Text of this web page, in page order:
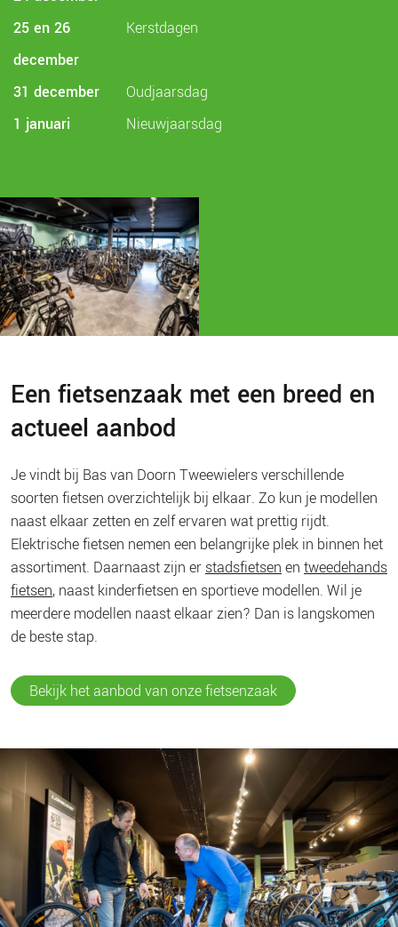
25 en 26
december
Kerstdagen
31 december
Oudjaarsdag
1 januari
Nieuwjaarsdag
Een fietsenzaak met een breed en
actueel aanbod
Je vindt bij Bas van Doorn Tweewielers verschillende
soorten fietsen overzichtelijk bij elkaar. Zo kun je modellen
naast elkaar zetten en zelf ervaren wat prettig rijdt.
Elektrische fietsen nemen een belangrijke plek in binnen het
assortiment. Daarnaast zijn er stadsfietsen en tweedehands
fietsen, naast kinderfietsen en sportieve modellen. Wil je
meerdere modellen naast elkaar zien? Dan is langskomen
de beste stap.
Bekijk het aanbod van onze fietsenzaak